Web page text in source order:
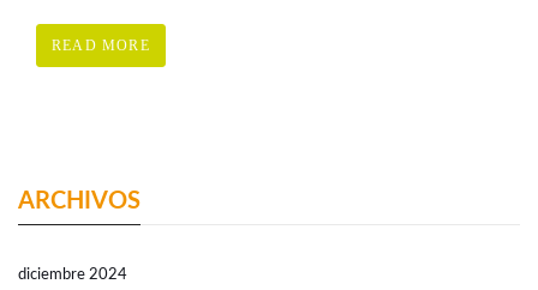
READ MORE
ARCHIVOS
diciembre 2024